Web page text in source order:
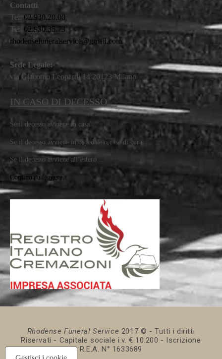
Contatti
Tel: 02.930.20.00
Tel. 02.930.35.73
rhodensefuneralservice@gmail.com
Sede Legale:
via Giacomo Leopardi 14 20123 Milano
IN CASO DI DECESSO…
Se il decesso avviene in casa…
Se il decesso avviene in ospedale o casa di cura…
Se il decesso avviene all’estero…
Continua a leggere…
Rhodense Funeral Service 2017 © - Tutti i diritti
Riservati - Capitale sociale i.v. € 10.200 - Iscrizione
R.E.A. N° 1633689